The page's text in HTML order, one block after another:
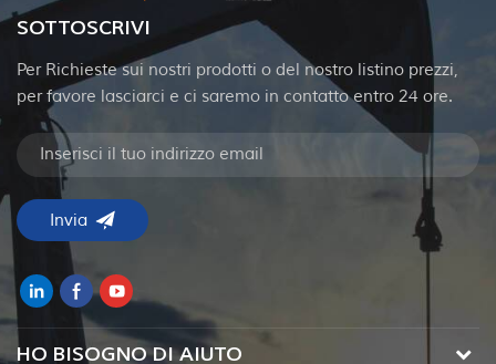
SOTTOSCRIVI
Per Richieste sui nostri prodotti o del nostro listino prezzi,
per favore lasciarci e ci saremo in contatto entro 24 ore.
HO BISOGNO DI AIUTO